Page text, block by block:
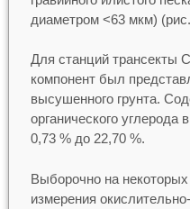
диаметром <63 мкм)
Для станций трансекты
компонент был
высушенного грунта.
органического углерода
0,73 % до 22,70 %.
Выборочно на
измерения